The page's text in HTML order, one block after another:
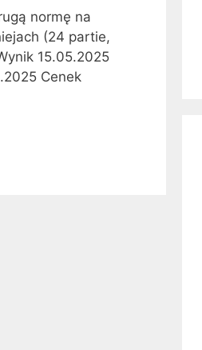
normę na
(24 partie,
15.05.2025
Cenek